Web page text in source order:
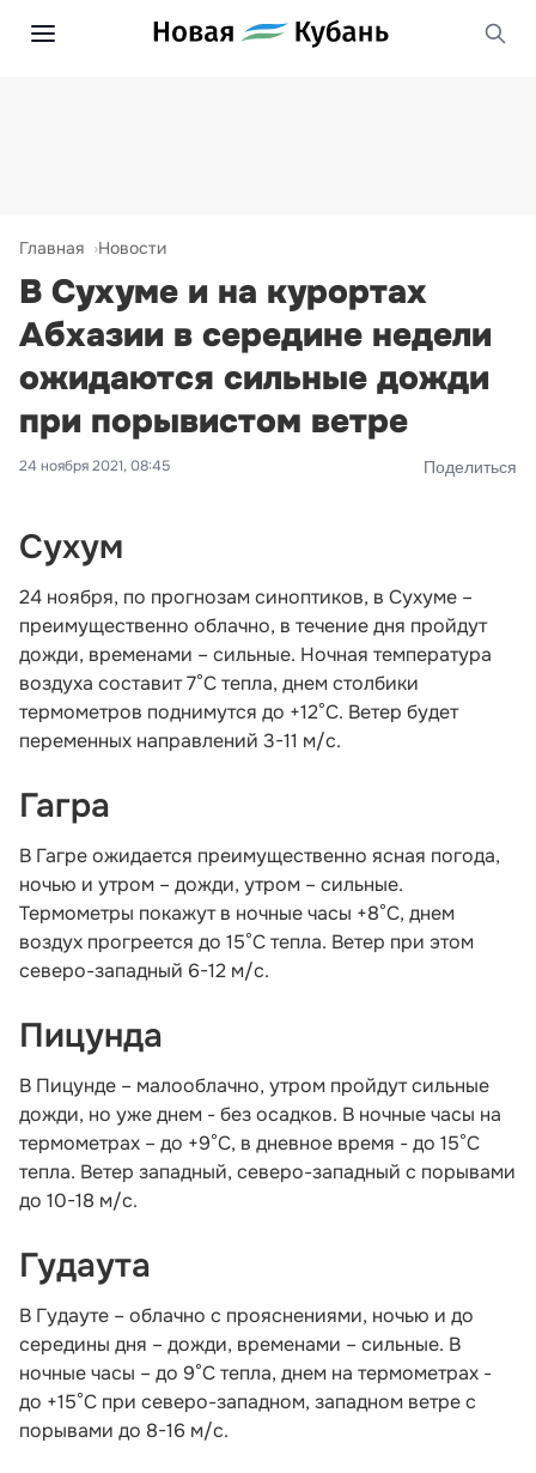
Главная Новости
В Сухуме и на курортах
Абхазии в середине недели
ожидаются сильные дожди
при порывистом ветре
24 ноября 2021, 08:45 Поделиться
Сухум
24 ноября, по прогнозам синоптиков, в Сухуме –
преимущественно облачно, в течение дня пройдут
дожди, временами – сильные. Ночная температура
воздуха составит 7°С тепла, днем столбики
термометров поднимутся до +12°С. Ветер будет
переменных направлений 3-11 м/с.
Гагра
В Гагре ожидается преимущественно ясная погода,
ночью и утром – дожди, утром – сильные.
Термометры покажут в ночные часы +8°С, днем
воздух прогреется до 15°С тепла. Ветер при этом
северо-западный 6-12 м/с.
Пицунда
В Пицунде – малооблачно, утром пройдут сильные
дожди, но уже днем - без осадков. В ночные часы на
термометрах – до +9°С, в дневное время - до 15°С
тепла. Ветер западный, северо-западный с порывами
до 10-18 м/с.
Гудаута
В Гудауте – облачно с прояснениями, ночью и до
середины дня – дожди, временами – сильные. В
ночные часы – до 9°С тепла, днем на термометрах -
до +15°С при северо-западном, западном ветре с
порывами до 8-16 м/с.